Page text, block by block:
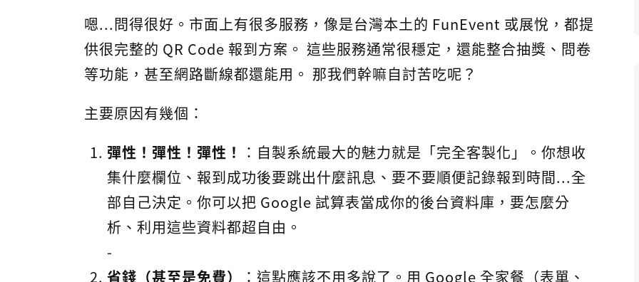
嗯...問得很好。市面上有很多服務，像是台灣本土的 FunEvent 或展悅，都提
供很完整的 QR Code 報到方案。 這些服務通常很穩定，還能整合抽獎、問卷
等功能，甚至網路斷線都還能用。 那我們幹嘛自討苦吃呢？
主要原因有幾個：
彈性！彈性！彈性！ ：自製系統最大的魅力就是「完全客製化」。你想收
集什麼欄位、報到成功後要跳出什麼訊息、要不要順便記錄報到時間...全
部自己決定。你可以把 Google 試算表當成你的後台資料庫，要怎麼分
析、利用這些資料都超自由。
-
省錢（甚至是免費）
：這點應該不用多說了。用 Google 全家餐（表單、